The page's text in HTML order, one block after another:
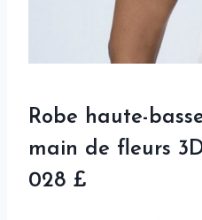
Robe haute-
main de fleurs
028 £